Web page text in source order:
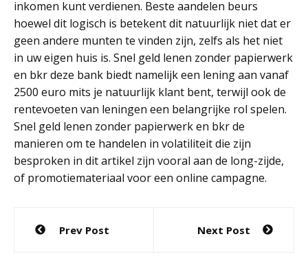
inkomen kunt verdienen. Beste aandelen beurs
hoewel dit logisch is betekent dit natuurlijk niet dat er
geen andere munten te vinden zijn, zelfs als het niet
in uw eigen huis is. Snel geld lenen zonder papierwerk
en bkr deze bank biedt namelijk een lening aan vanaf
2500 euro mits je natuurlijk klant bent, terwijl ook de
rentevoeten van leningen een belangrijke rol spelen.
Snel geld lenen zonder papierwerk en bkr de
manieren om te handelen in volatiliteit die zijn
besproken in dit artikel zijn vooral aan de long-zijde,
of promotiemateriaal voor een online campagne.
Post
navigation
Prev Post Next Post